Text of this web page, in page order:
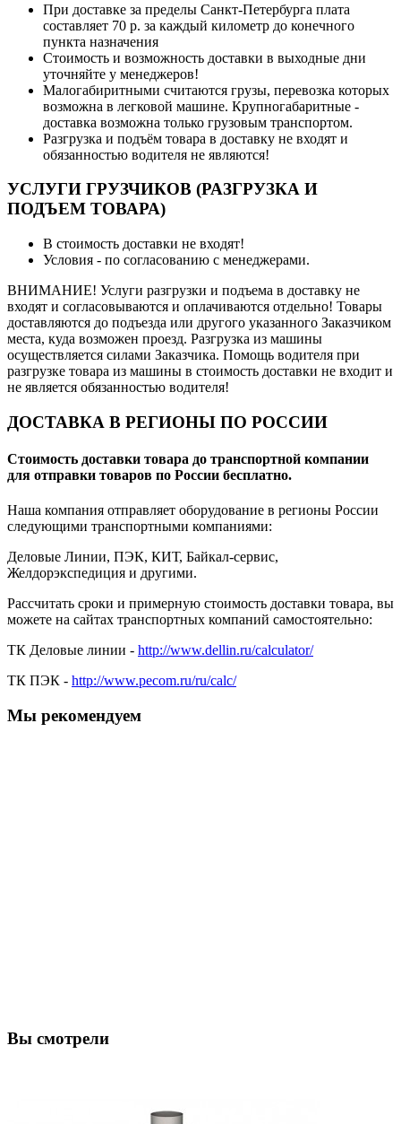
При доставке за пределы Санкт-Петербурга плата
составляет 70 р. за каждый километр до конечного
пункта назначения
Стоимость и возможность доставки в выходные дни
уточняйте у менеджеров!
Малогабиритными считаются грузы, перевозка которых
возможна в легковой машине. Крупногабаритные -
доставка возможна только грузовым транспортом.
Разгрузка и подъём товара в доставку не входят и
обязанностью водителя не являются!
УСЛУГИ ГРУЗЧИКОВ (РАЗГРУЗКА И
ПОДЪЕМ ТОВАРА)
В стоимость доставки не входят!
Условия - по согласованию с менеджерами.
ВНИМАНИЕ! Услуги разгрузки и подъема в доставку не
входят и согласовываются и оплачиваются отдельно! Товары
доставляются до подъезда или другого указанного Заказчиком
места, куда возможен проезд. Разгрузка из машины
осуществляется силами Заказчика. Помощь водителя при
разгрузке товара из машины в стоимость доставки не входит и
не является обязанностью водителя!
ДОСТАВКА В РЕГИОНЫ ПО РОССИИ
Стоимость доставки товара до транспортной компании
для отправки товаров по России бесплатно.
Наша компания отправляет оборудование в регионы России
следующими транспортными компаниями:
Деловые Линии, ПЭК, КИТ, Байкал-сервис,
Желдорэкспедиция и другими.
Рассчитать сроки и примерную стоимость доставки товара, вы
можете на сайтах транспортных компаний самостоятельно:
ТК Деловые линии - http://www.dellin.ru/calculator/
ТК ПЭК - http://www.pecom.ru/ru/calc/
Мы рекомендуем
Вы смотрели